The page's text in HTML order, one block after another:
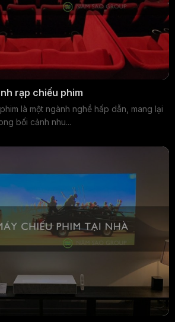
rạp chiếu phim
là một ngành nghề hấp dẫn, mang lại
bối cảnh nhu...